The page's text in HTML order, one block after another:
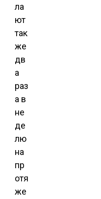
ла
ют
так
же
дв
а
раз
а в
не
де
лю
на
пр
отя
же